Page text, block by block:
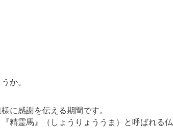
か。
に感謝を伝える期間です。
精霊馬』（しょうりょううま）と呼ばれる仏